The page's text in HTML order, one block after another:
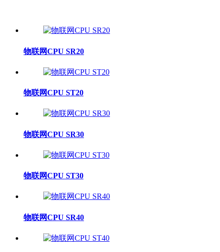
物联网CPU SR20
物联网CPU ST20
物联网CPU SR30
物联网CPU ST30
物联网CPU SR40